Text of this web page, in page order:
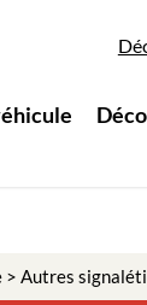
> Autres